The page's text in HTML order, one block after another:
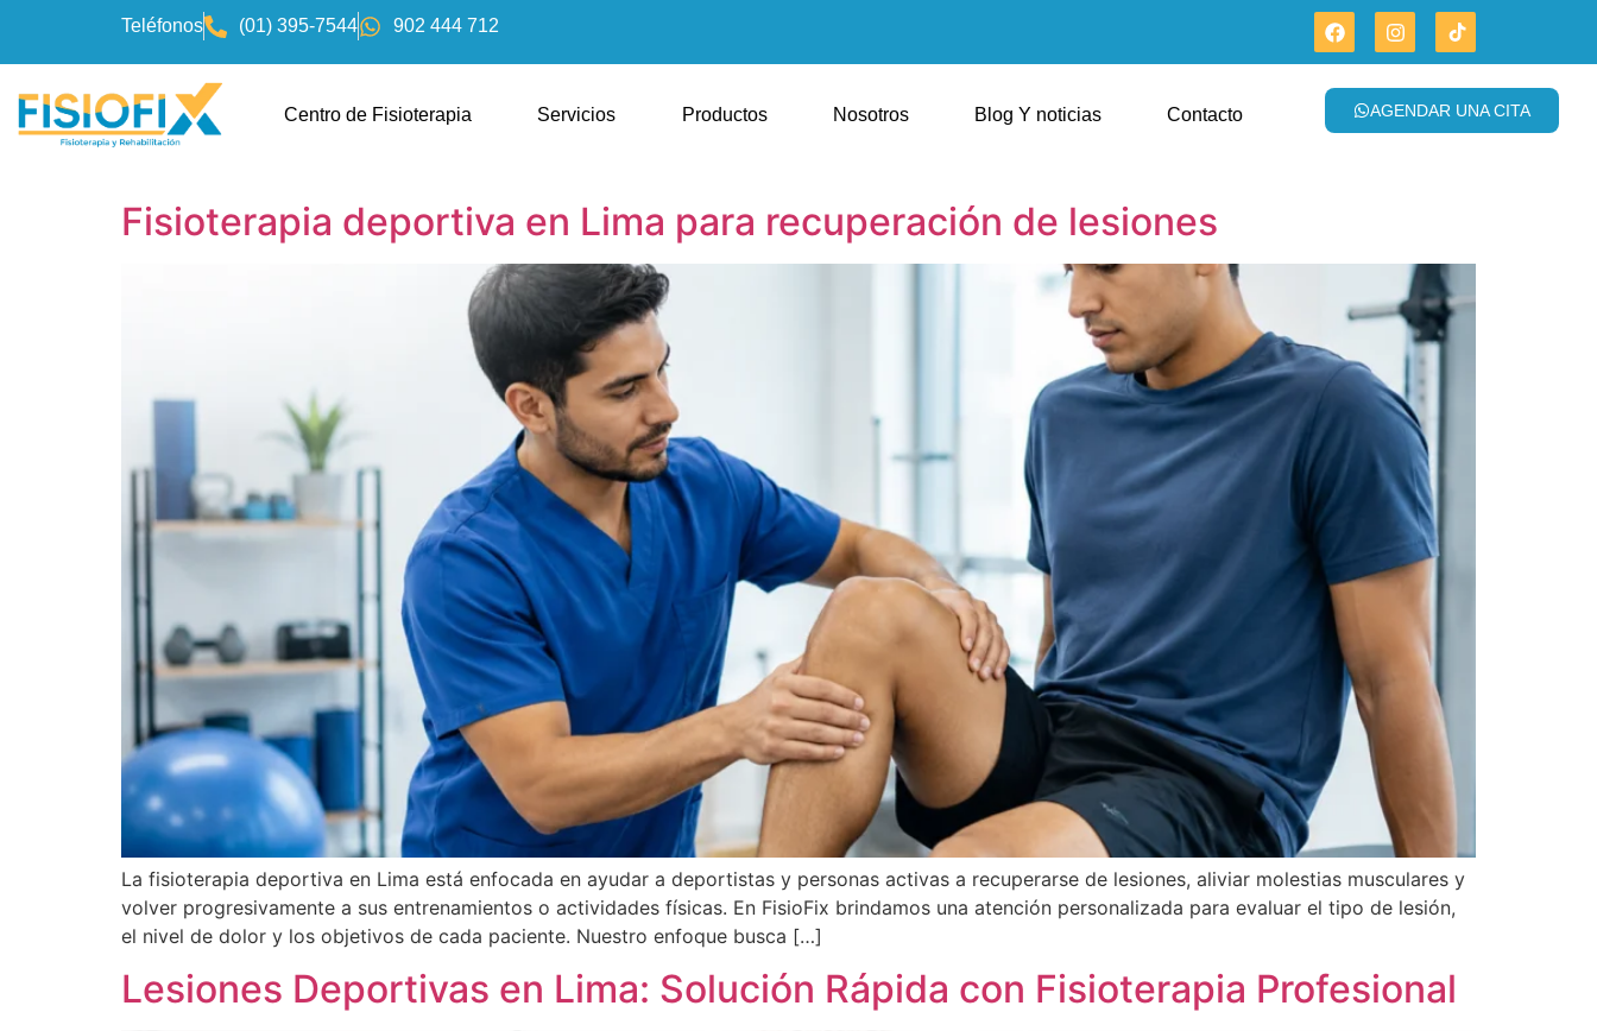
Teléfonos (01) 395-7544 902 444 712
Centro de Fisioterapia Servicios Productos Nosotros Blog Y noticias Contacto AGENDAR UNA CITA
Fisioterapia deportiva en Lima para recuperación de lesiones
La fisioterapia deportiva en Lima está enfocada en ayudar a deportistas y personas activas a recuperarse de lesiones, aliviar molestias musculares y
volver progresivamente a sus entrenamientos o actividades físicas. En FisioFix brindamos una atención personalizada para evaluar el tipo de lesión,
el nivel de dolor y los objetivos de cada paciente. Nuestro enfoque busca […]
Lesiones Deportivas en Lima: Solución Rápida con Fisioterapia Profesional